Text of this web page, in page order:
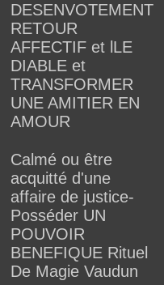
DESENVOTEMENT
RETOUR
AFFECTIF et lLE
DIABLE et
TRANSFORMER
UNE AMITIER EN
AMOUR
Calmé ou être
acquitté d'une
affaire de justice-
Posséder UN
POUVOIR
BENEFIQUE Rituel
De Magie Vaudun